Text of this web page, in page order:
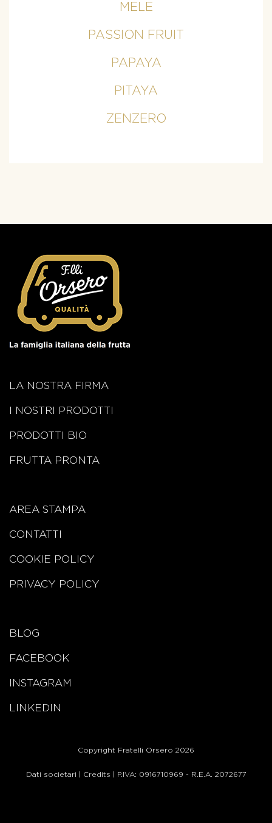
MELE
PASSION FRUIT
PAPAYA
PITAYA
ZENZERO
LA NOSTRA FIRMA
I NOSTRI PRODOTTI
PRODOTTI BIO
FRUTTA PRONTA
AREA STAMPA
CONTATTI
COOKIE POLICY
PRIVACY POLICY
BLOG
FACEBOOK
INSTAGRAM
LINKEDIN
Copyright Fratelli Orsero 2026
Dati societari Credits | P.IVA: 0916710969 - R.E.A. 2072677